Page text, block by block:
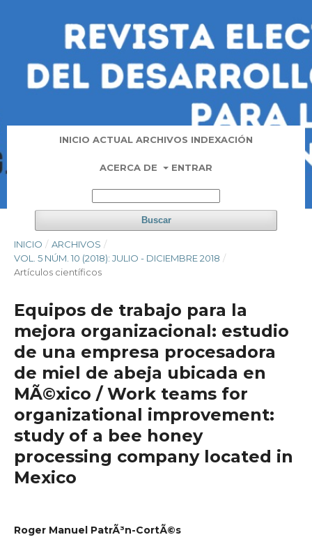
INICIO ACTUAL ARCHIVOS INDEXACIÓN
ACERCA DE ENTRAR
Buscar
INICIO / ARCHIVOS /
VOL. 5 NÚM. 10 (2018): JULIO - DICIEMBRE 2018 /
Artí­culos científicos
Equipos de trabajo para la
mejora organizacional: estudio
de una empresa procesadora
de miel de abeja ubicada en
MÃ©xico / Work teams for
organizational improvement:
study of a bee honey
processing company located in
Mexico
Roger Manuel PatrÃ³n-CortÃ©s